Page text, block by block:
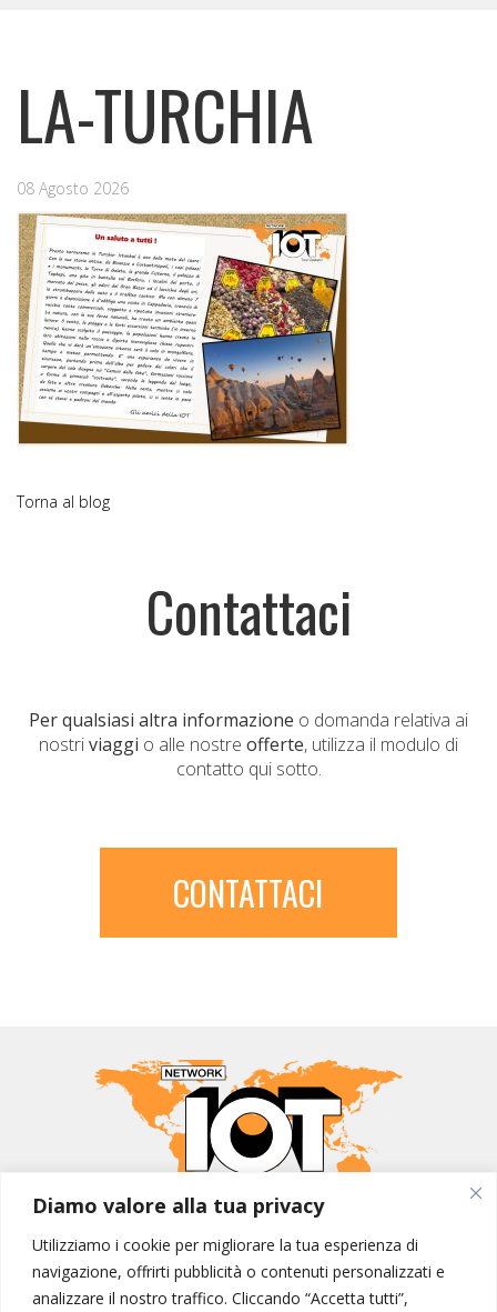
Diamo valore alla tua privacy
Utilizziamo i cookie per migliorare la tua esperienza di
navigazione, offrirti pubblicità o contenuti personalizzati e
analizzare il nostro traffico. Cliccando “Accetta tutti”,
LA-TURCHIA
08 Agosto 2026
Torna al blog
Contattaci
Per qualsiasi altra informazione o domanda relativa ai
nostriviaggi o alle nostre offerte, utilizza il modulo di
contatto qui sotto.
CONTATTACI
MONDO IOT VIAGGI
Corporate
Contatti